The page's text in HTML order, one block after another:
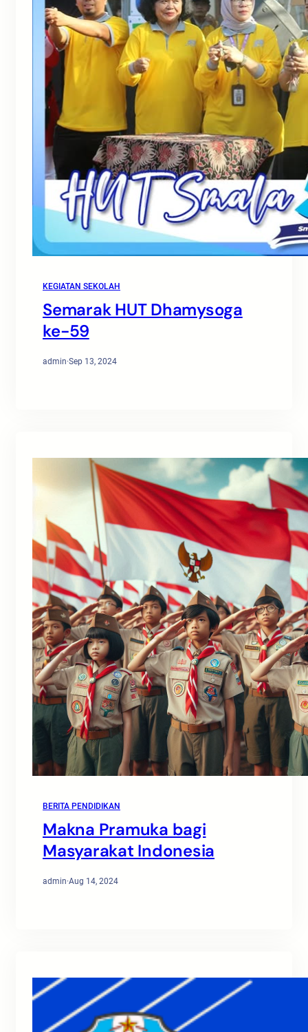
KEGIATAN SEKOLAH
Semarak HUT Dhamysoga
ke-59
admin·Sep 13, 2024
BERITA PENDIDIKAN
Makna Pramuka bagi
Masyarakat Indonesia
admin·Aug 14, 2024